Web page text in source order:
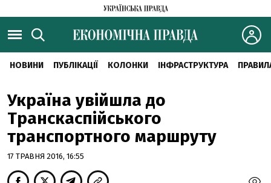
НОВИНИ ПУБЛІКАЦІЇ КОЛОНКИ ІНФРАСТРУКТУРА
Україна увійшла до
Транскаспійського
транспортного маршруту
17 ТРАВНЯ 2016, 16:55